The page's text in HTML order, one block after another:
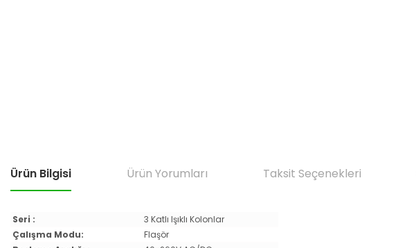
Ürün Bilgisi Ürün Yorumları Taksit Seçenekleri
Seri :
3 Katlı Işıklı Kolonlar
Çalışma Modu:
Flaşör